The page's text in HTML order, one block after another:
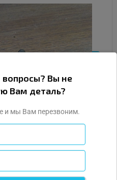
давления
для
вопросы? Вы не
Вам деталь?
и мы Вам перезвоним.